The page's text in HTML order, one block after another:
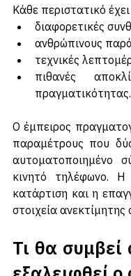
Κάθε περιστατικό έχει
διαφορετικές
ανθρώπινους
τεχνικές
πιθανές
Ο έμπειρος
παραμέτρους που
αυτοματοποιημένο
κινητό τηλέφωνο. Η
κατάρτιση και η
Τι θα